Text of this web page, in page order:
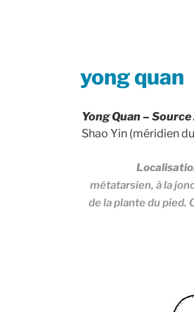
LE
yong quan
Yong Quan– Source
Shao Yin (méridien
métatarsien, à la
de la plante du pied.